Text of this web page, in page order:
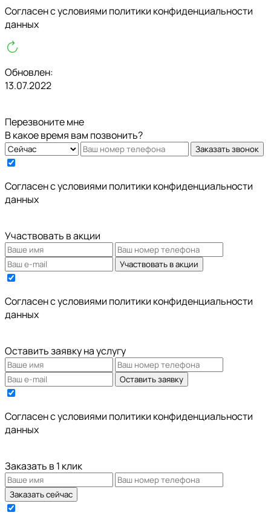
Cогласен с условиями политики конфиденциальности
данных
Обновлен:
13.07.2022
Перезвоните мне
В какое время вам позвонить?
Заказать звонок
Cогласен с условиями политики конфиденциальности
данных
Участвовать в акции
Участвовать в акции
Cогласен с условиями политики конфиденциальности
данных
Оставить заявку на услугу
Оставить заявку
Cогласен с условиями политики конфиденциальности
данных
Заказать в 1 клик
Заказать сейчас